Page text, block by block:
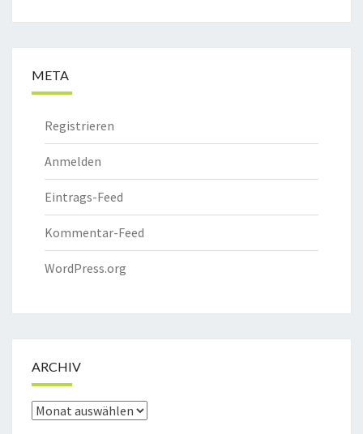
META
Registrieren
Anmelden
Eintrags-Feed
Kommentar-Feed
WordPress.org
ARCHIV
Archiv